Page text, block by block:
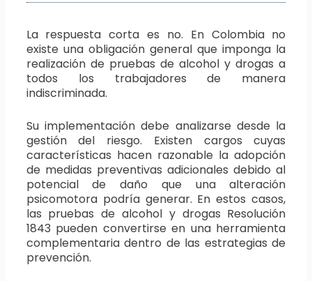
La respuesta corta es no. En Colombia no
existe una obligación general que imponga la
realización de pruebas de alcohol y drogas a
todos los trabajadores de manera
indiscriminada.
Su implementación debe analizarse desde la
gestión del riesgo. Existen cargos cuyas
características hacen razonable la adopción
de medidas preventivas adicionales debido al
potencial de daño que una alteración
psicomotora podría generar. En estos casos,
las pruebas de alcohol y drogas Resolución
1843 pueden convertirse en una herramienta
complementaria dentro de las estrategias de
prevención.